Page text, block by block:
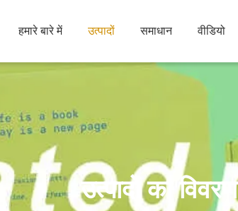
हमारे बारे में उत्पादों समाधान वीडियो
उत्पादों का विवरण